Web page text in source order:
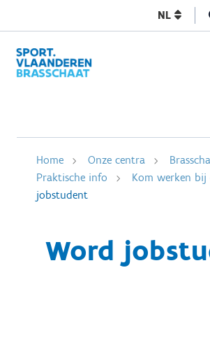
NL
Home Onze centra
Praktische info
Kom werken bij
jobstudent
Word